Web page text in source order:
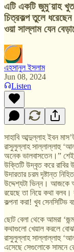
এটি একটি জুমু'য়াহ
চিত্রকল্প তুলে ধরেছেন
ওয়া সাল্লাম যেন
এহসানুল ইসলাম
Jun 08, 2024
Listen
সাহাবি আব্দুল্লাহ ইবন
রাসুলুল্লাহ সাল্লাল্লাহু
অনেক ভালবাসতেন।”
উক্তিটি উদ্বৃত করে রাবির
উদারতার চরম দৃষ্টান্ত
উদ্দেশ্যটা ভিন্ন। আজকে
রয়েছে তা নিয়ে কথা বলব।
কল্পনা করা! খুব
ছোট বেলা থেকে আমরা
কথাগুলো খেয়াল করলে
রাসুলুল্লাহ সাল্লাল্লাহু
এসেছে সেগুলোকে সামনে